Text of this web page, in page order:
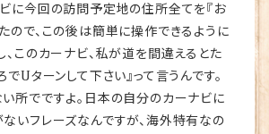
に今回の訪問予定地の住所全てを『お
ので、この後は簡単に操作できるように
、このカーナビ、私が道を間違えるとた
でUターンして下さい』って言うんです。
所でですよ。日本の自分のカーナビに
いフレーズなんですが、海外特有なの